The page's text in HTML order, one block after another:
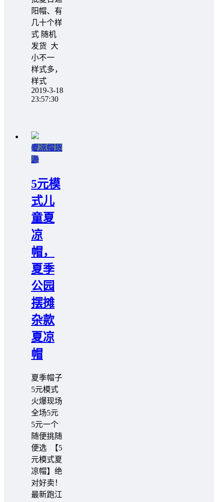
阳帽、有
几十个样
式 随机
发货 大
小不一
样式多，
样式
2019-3-18
23:57:30
夏凉帽货
源
5元模
式儿
童夏
凉
帽，
夏季
公园
摆摊
杂款
夏凉
帽
夏季帽子
5元模式
火爆现场
全场5元
5元一个
随便挑随
便选 【5
元模式夏
凉帽】绝
对好卖！
最新跑江